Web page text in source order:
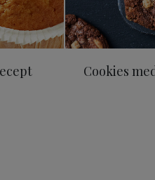
Cookies